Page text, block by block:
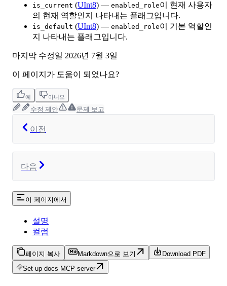
is_current (UInt8) — enabled_role이 현재 사용자
의 현재 역할인지 나타내는 플래그입니다.
is_default (UInt8) — enabled_role이 기본 역할인
지 나타내는 플래그입니다.
마지막 수정일 2026년 7월 3일
이 페이지가 도움이 되었나요?
예 아니오
수정 제안 문제 보고
이전
다음
이 페이지에서
설명
컬럼
페이지 복사 Markdown으로 보기
Download PDF
Set up docs MCP server